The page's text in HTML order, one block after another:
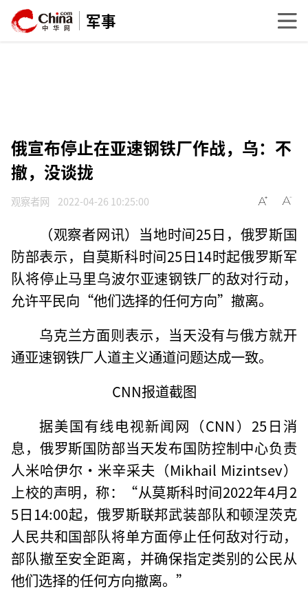
军事
俄宣布停止在亚速钢铁厂作战，乌：不
撤，没谈拢
观察者网 2022-04-26 10:25:00
（观察者网讯）当地时间25日，俄罗斯国
防部表示，自莫斯科时间25日14时起俄罗斯军
队将停止马里乌波尔亚速钢铁厂的敌对行动，
允许平民向“他们选择的任何方向”撤离。
乌克兰方面则表示，当天没有与俄方就开
通亚速钢铁厂人道主义通道问题达成一致。
CNN报道截图
据美国有线电视新闻网（CNN）25日消
息，俄罗斯国防部当天发布国防控制中心负责
人米哈伊尔·米辛采夫（Mikhail Mizintsev）
上校的声明，称：“从莫斯科时间2022年4月2
5日14:00起，俄罗斯联邦武装部队和顿涅茨克
人民共和国部队将单方面停止任何敌对行动，
部队撤至安全距离，并确保指定类别的公民从
他们选择的任何方向撤离。”